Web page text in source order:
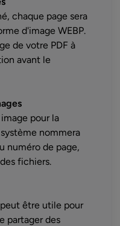
chaque page sera
d'image WEBP.
de votre PDF à
avant le
pour la
nommera
numéro de page,
fichiers.
être utile pour
partager des